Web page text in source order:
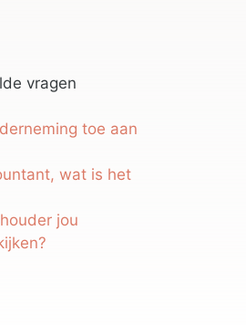
vragen
toe aan
wat is het
jou